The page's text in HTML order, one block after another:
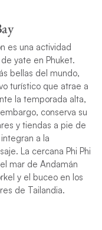
es una actividad
yate en Phuket.
bellas del mundo,
turístico que atrae a
la temporada alta,
conserva su
y tiendas a pie de
a la
La cercana Phi Phi
mar de Andamán
y el buceo en los
de Tailandia.